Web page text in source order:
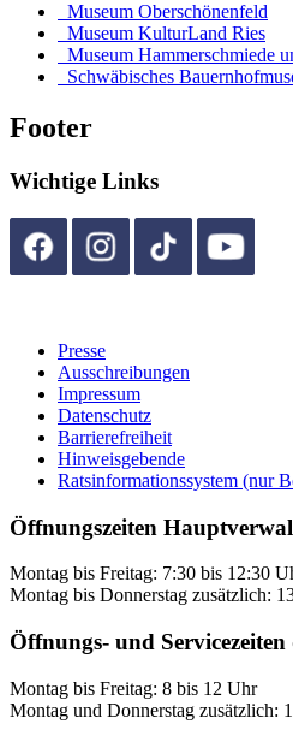
Museum Oberschönenfeld
Museum KulturLand Ries
Museum Hammerschmiede
Schwäbisches
Footer
Wichtige Links
Presse
Ausschreibungen
Impressum
Datenschutz
Barrierefreiheit
Hinweisgebende
Ratsinformationssystem (nur
Öffnungszeiten
Montag bis Freitag: 7:30 bis 12:30
Montag bis Donnerstag zusätzlich:
Öffnungs- und
Montag bis Freitag: 8 bis 12 Uhr
Montag und Donnerstag zusätzlich: